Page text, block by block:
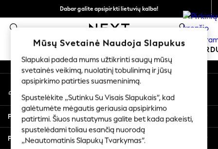
Dabar galite apsipirkti lietuvių kalba!
Greičiau ir saugiau,
0
MOKYKLINĖ APRANGA ŠVENTINĖ
SCHOOLWEAR
All Boys Schoolwear
Shoes
Trousers
Shorts
Shirts
Polo Shirts
An error occurred on client
Mūsų socialiniai tinklai
Mano paskyra
Prisijunkite prie savo paskyros
Pagalba
Privatumas ir teisinė informacija
Mūsų Svetainė Naudoja Slapukus
Slapukai padeda mums užtikrinti saugų mūsų
svetainės veikimą, nuolatinį tobulinimą ir jūsų
apsipirkimo patirties suasmeninimą.
Spustelėkite „Sutinku Su Visais Slapukais“, kad
galėtumėte mėgautis geriausia apsipirkimo
patirtimi. Šiuos nustatymus galite bet kada pakeisti,
spustelėdami toliau esančią nuorodą
„Neautomatinis Slapukų Tvarkymas“.